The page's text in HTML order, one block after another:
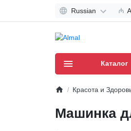
Russian ₼
Каталог
Красота и
Машинка